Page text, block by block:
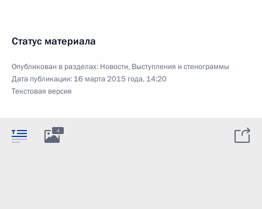
Статус материала
Опубликован в разделах: Новости, Выступления и стенограммы
Дата публикации: 16 марта 2015 года, 14:20
Текстовая версия
4